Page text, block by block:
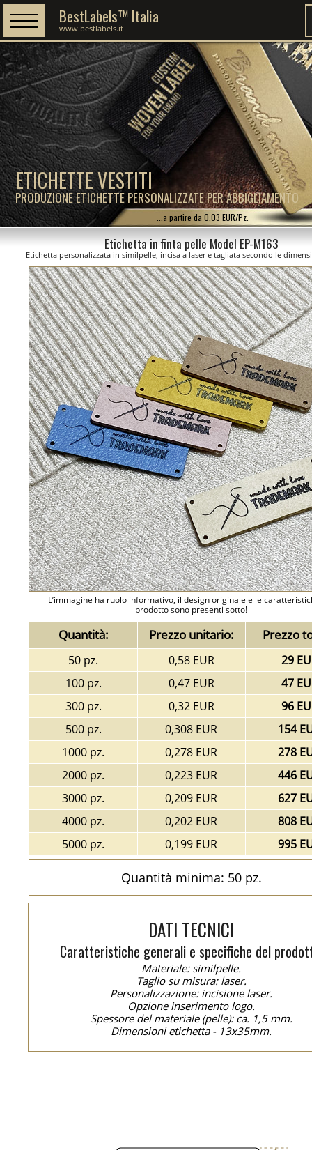
ETICHETTE VESTITI
PRODUZIONE ETICHETTE PERSONALIZZATE PER ABBIGLIAMENTO
BestLabels™ Italia
www.bestlabels.it
...a partire da 0,03 EUR/Pz.
Etichetta in finta pelle Model EP-M163
Etichetta personalizzata in similpelle, incisa a laser e tagliata secondo le
L’immagine ha ruolo informativo, il design originale e le
prodotto sono presenti sotto!
Quantità: Prezzo unitario: Prezzo
50 pz. 0,58 EUR
29
100 pz.
0,47 EUR
47
300 pz.
0,32 EUR
96
500 pz.
0,308 EUR
154
1000 pz.
0,278 EUR
278
2000 pz.
0,223 EUR
446
3000 pz.
0,209 EUR
627
4000 pz.
0,202 EUR
808
5000 pz.
0,199 EUR 995
Quantità minima: 50 pz.
DATI TECNICI
Caratteristiche generali e specifiche del
Materiale: similpelle.
Taglio su misura: laser.
Personalizzazione: incisione laser.
Opzione inserimento logo.
Spessore del materiale (pelle): ca. 1,5 mm.
Dimensioni etichetta - 13x35mm.